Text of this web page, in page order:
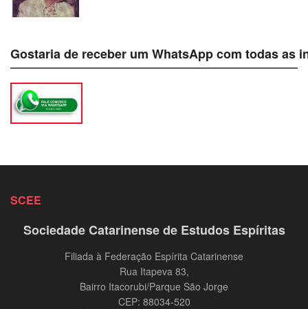
Gostaria de receber um WhatsApp com todas
SCEE
Sociedade Catarinense de Estudos Espíritas
Filiada à Federação Espírita Catarinense
Rua Itapeva 83,
Bairro Itacorubi/Parque São Jorge
CEP: 88034-520